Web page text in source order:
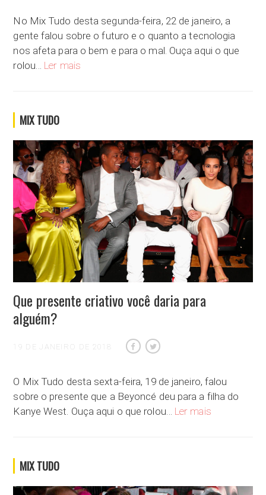
No Mix Tudo desta segunda-feira, 22 de janeiro, a
gente falou sobre o futuro e o quanto a tecnologia
nos afeta para o bem e para o mal. Ouça aqui o que
rolou… Ler mais
MIX TUDO
Que presente criativo você daria para
alguém?
19 DE JANEIRO DE 2018
O Mix Tudo desta sexta-feira, 19 de janeiro, falou
sobre o presente que a Beyoncé deu para a filha do
Kanye West. Ouça aqui o que rolou… Ler mais
MIX TUDO